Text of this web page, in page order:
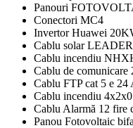
Panouri
Conectori MC4
Invertor Huawei
Cablu solar LEADER
Cablu incendiu
Cablu de
Cablu FTP cat 5 e
Cablu incendiu
Cablu Alarmă 12 fire
Panou Fotovoltaic